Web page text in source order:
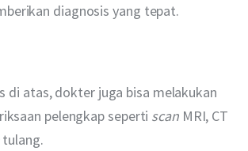
diagnosis yang tepat.
di atas, dokter juga bisa melakukan
pelengkap seperti scan MRI, CT
tulang.